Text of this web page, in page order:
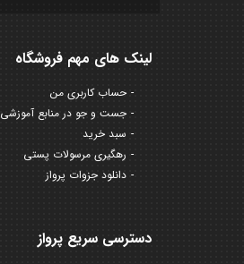
لینک های مهم فروشگاه
حساب کاربری من
جست و جو در منابع آموزشی
سبد خرید
رهگیری مرسولات پستی
دانلود جزوات پرواز
دسترسی سریع پرواز